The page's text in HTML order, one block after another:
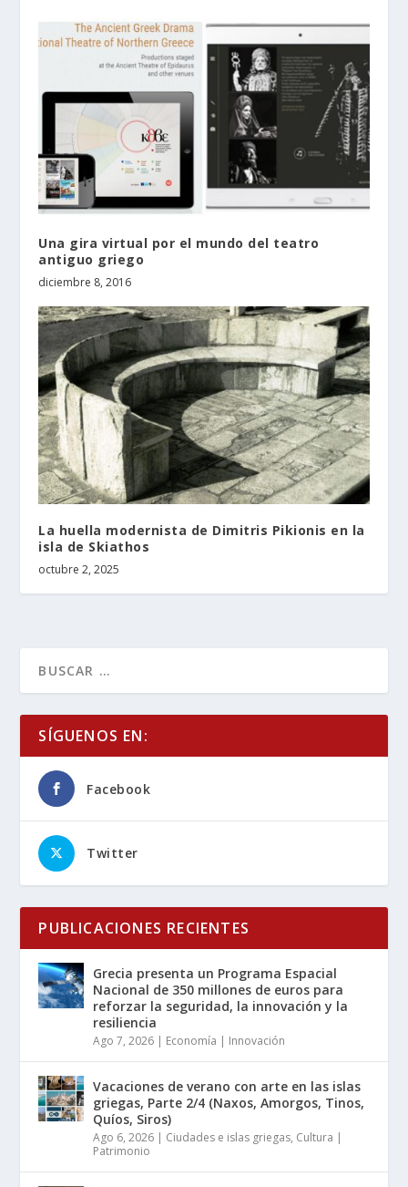
Una gira virtual por el mundo del teatro
antiguo griego
diciembre 8, 2016
La huella modernista de Dimitris Pikionis en la
isla de Skiathos
octubre 2, 2025
SÍGUENOS EN:
Facebook
Twitter
PUBLICACIONES RECIENTES
Grecia presenta un Programa Espacial
Nacional de 350 millones de euros para
reforzar la seguridad, la innovación y la
resiliencia
Ago 7, 2026 | Economía | Innovación
Vacaciones de verano con arte en las islas
griegas, Parte 2/4 (Naxos, Amorgos, Tinos,
Quíos, Siros)
Ago 6, 2026 | Ciudades e islas griegas, Cultura |
Patrimonio